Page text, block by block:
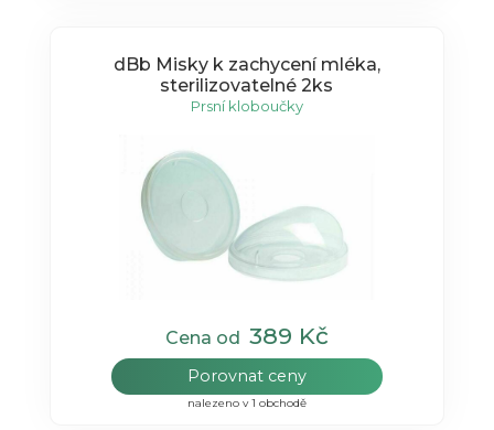
dBb Misky k zachycení mléka,
sterilizovatelné 2ks
Prsní kloboučky
Cena od 389 Kč
Porovnat ceny
nalezeno v 1 obchodě